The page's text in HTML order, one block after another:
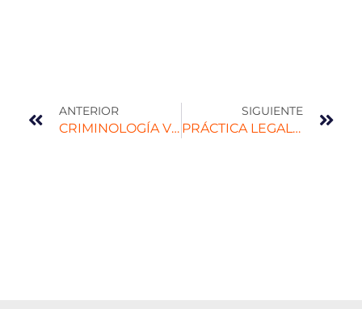
ANTERIOR
CRIMINOLOGÍA VERDE Y DELITOS AMBIENTALES EN EL CONFLICTO ARMADO
SIGUIENTE
PRÁCTICA LEGAL FORENSE